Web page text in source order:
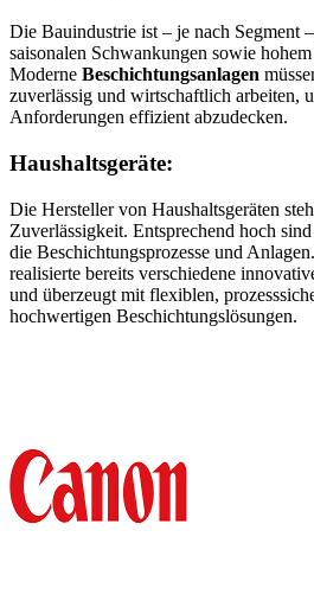
Die Bauindustrie ist – je nach Segment
saisonalen Schwankungen sowie
Moderne Beschichtungsanlagen
zuverlässig und wirtschaftlich arbeiten,
Anforderungen effizient abzudecken.
Haushaltsgeräte:
Die Hersteller von Haushaltsgeräten
Zuverlässigkeit. Entsprechend hoch
die Beschichtungsprozesse und
realisierte bereits verschiedene
und überzeugt mit flexiblen,
hochwertigen Beschichtungslösungen.